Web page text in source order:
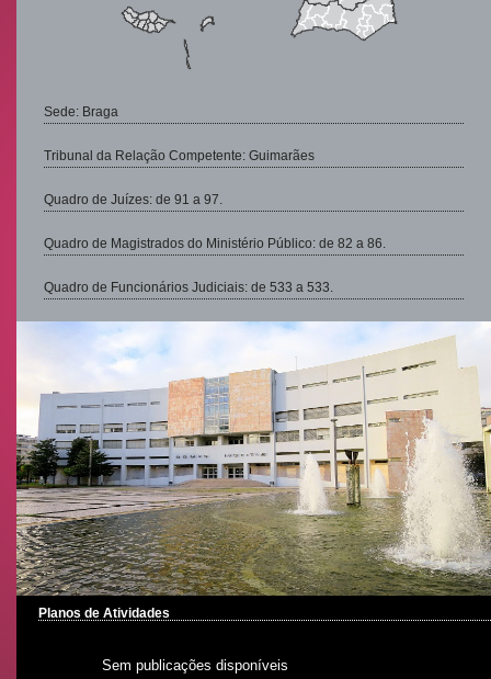
Sede: Braga
Tribunal da Relação Competente: Guimarães
Quadro de Juízes: de 91 a 97.
Quadro de Magistrados do Ministério Público: de 82 a 86.
Quadro de Funcionários Judiciais: de 533 a 533.
Planos de Atividades
Sem publicações disponíveis